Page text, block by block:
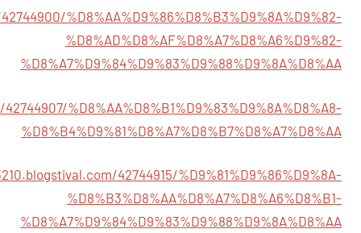
%D8%AA%D9%86%D8%B3%D9%8A%D9%82-
%D8%AD%D8%AF%D8%A7%D8%A6%D9%82-
%D8%A7%D9%84%D9%83%D9%88%D9%8A%D8%AA
%D8%AA%D8%B1%D9%83%D9%8A%D8%A8-
%D8%B4%D9%81%D8%A7%D8%B7%D8%A7%D8%AA
42744915/%D9%81%D9%86%D9%8A-
%D8%B3%D8%AA%D8%A7%D8%A6%D8%B1-
%D8%A7%D9%84%D9%83%D9%88%D9%8A%D8%AA